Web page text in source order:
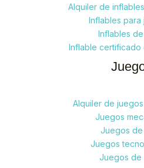
Alquiler de
Inflables para
Inflables
Inflable certificado
Alquiler de
Juegos
Juegos
Juegos
Juegos de